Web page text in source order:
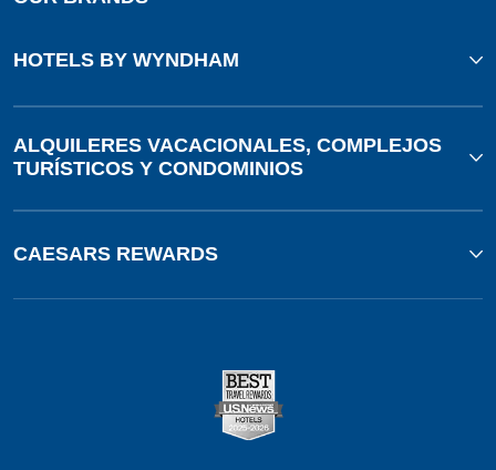
HOTELS BY WYNDHAM
ALQUILERES VACACIONALES, COMPLEJOS
TURÍSTICOS Y CONDOMINIOS
CAESARS REWARDS